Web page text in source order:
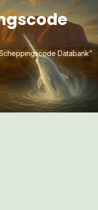
Databank”